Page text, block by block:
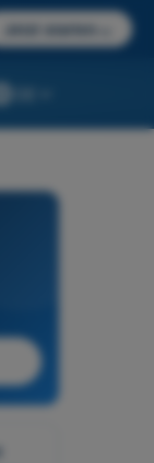
Jetzt starten